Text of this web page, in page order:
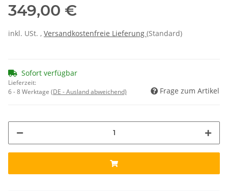
349,00 €
inkl. USt. , Versandkostenfreie Lieferung (Standard)
Sofort verfügbar
Lieferzeit:
6 - 8 Werktage (DE - Ausland abweichend) Frage zum Artikel